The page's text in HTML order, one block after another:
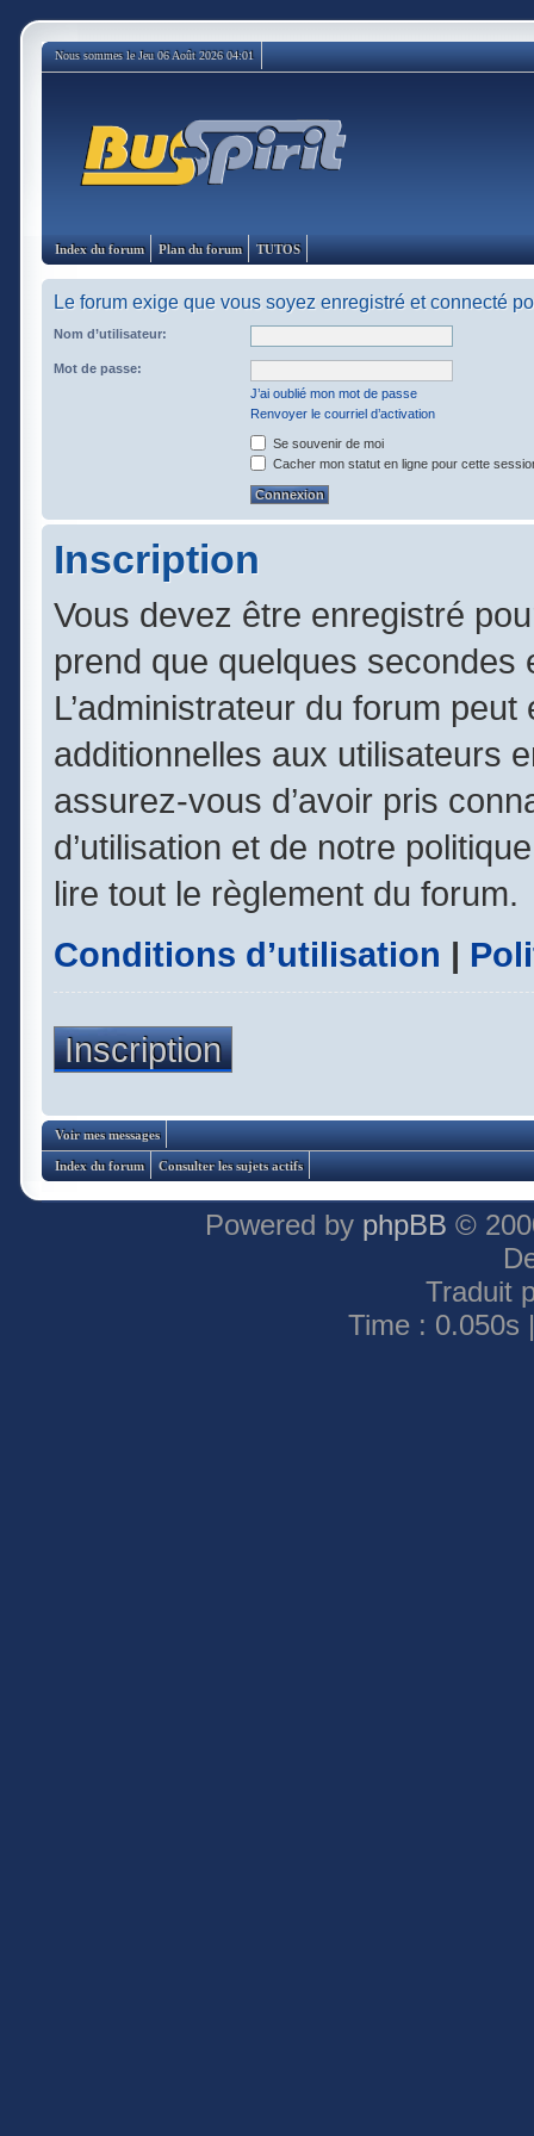
Nous sommes le Jeu 06 Août 2026 04:01
Index du forum Plan du forum TUTOS
Le forum exige que vous soyez enregistré et connecté
Nom d’utilisateur:
Mot de passe:
J’ai oublié mon mot de passe
Renvoyer le courriel d’activation
Se souvenir de moi
Cacher mon statut en ligne pour cette
Inscription
Vous devez être enregistré
prend que quelques
L’administrateur du forum
additionnelles aux utilisateurs
assurez-vous d’avoir pris
d’utilisation et de notre
lire tout le règlement du forum.
Conditions d’utilisation |
Inscription
Voir mes messages
Index du forum Consulter les sujets actifs
Powered by phpBB ©
Traduit
Time : 0.050s